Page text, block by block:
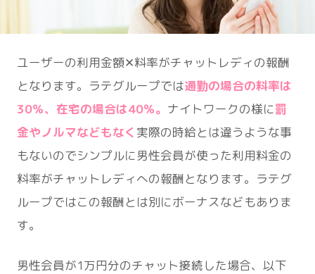
ユーザーの利用金額✕料率がチャットレディの報酬
となります。ラテグループでは通勤の場合の料率は
30％、在宅の場合は40％。 ナイトワークの様に罰
金やノルマなどもなく 実際の時給とは違うような事
もないのでシンプルに男性会員が使った利用料金の
料率がチャットレディへの報酬となります。ラテグ
ループではこの報酬とは別にボーナスなどもありま
す。
男性会員が1万円分のチャット接続した場合、以下